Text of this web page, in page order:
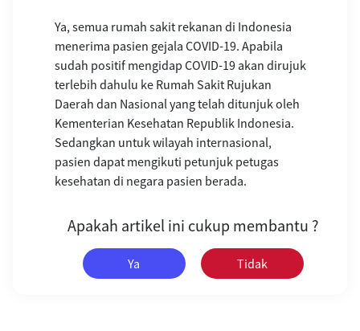
Ya, semua rumah sakit rekanan di Indonesia
menerima pasien gejala COVID-19. Apabila
sudah positif mengidap COVID-19 akan dirujuk
terlebih dahulu ke Rumah Sakit Rujukan
Daerah dan Nasional yang telah ditunjuk oleh
Kementerian Kesehatan Republik Indonesia.
Sedangkan untuk wilayah internasional,
pasien dapat mengikuti petunjuk petugas
kesehatan di negara pasien berada.
Apakah artikel ini cukup membantu ?
Ya Tidak